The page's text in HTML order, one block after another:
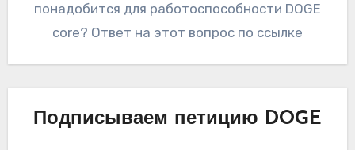
понадобится для работоспособности DOGE
core? Ответ на этот вопрос по ссылке
Подписываем петицию DOGE